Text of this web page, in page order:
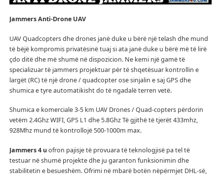
JammersAnti-Drone UAV
UAV Quadcopters dhe drones janë duke u bërë një telash dhe mund
të bëjë kompromis privatësinë tuaj si ata janë duke u bërë më të lirë
çdo ditë dhe më shumë në dispozicion. Ne kemi një gamë të
specializuar të jammers projektuar për të shqetësuar kontrollin e
largët (RC) të një drone / quadcopter ose sinjalin e saj GPS dhe
shumica e tyre automatikisht do të ngadalë terren vetë.
Shumica e komerciale 3-5 km UAV Drones / Quad-copters përdorin
vetëm 2.4Ghz WIFI, GPS L1 dhe 5.8Ghz Të gjithë të tjerët 433mhz,
928Mhz mund të kontrollojë 500-1000m max.
Jammers 4 uofron pajisje të provuara të teknologjisë pa tel të
testuar në shumë projekte dhe ju garanton funksionimin dhe
stabilitetin e besueshëm.Ofrimi në mbarë botën nëpërmjet DHL-së,